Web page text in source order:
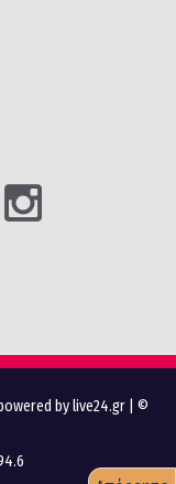
by live24.gr | ©